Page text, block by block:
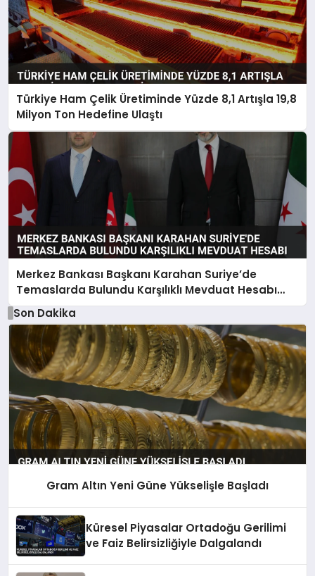
Türkiye Ham Çelik Üretiminde Yüzde 8,1 Artışla 19,8
Milyon Ton Hedefine Ulaştı
Merkez Bankası Başkanı Karahan Suriye’de
Temaslarda Bulundu Karşılıklı Mevduat Hesabı
Anlaşması Yapıldı
Son Dakika
Gram Altın Yeni Güne Yükselişle Başladı
Küresel Piyasalar Ortadoğu Gerilimi
ve Faiz Belirsizliğiyle Dalgalandı